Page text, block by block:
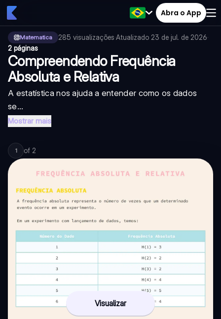
Abra o App
Matematica 285 visualizações·Atualizado 23 de jul. de 2026·
2 páginas
Compreendendo Frequência
Absoluta e Relativa
A estatística nos ajuda a entender como os dados
se...
Mostrar mais
1 of 2
Visualizar